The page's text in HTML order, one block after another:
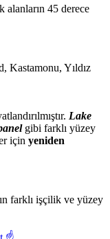
alanların 45 derece
Kastamonu, Yıldız
Lake
gibi farklı yüzey
için yeniden
farklı işçilik ve yüzey